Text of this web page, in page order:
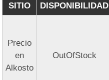
SITIO DISPONIBILIDAD
Precio
en
Alkosto
OutOfStock